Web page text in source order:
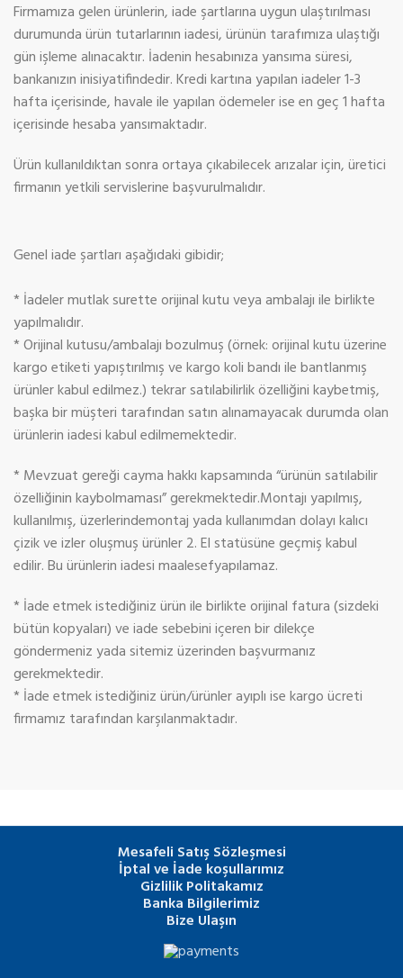
Firmamıza gelen ürünlerin, iade şartlarına uygun ulaştırılması
durumunda ürün tutarlarının iadesi, ürünün tarafımıza ulaştığı
gün işleme alınacaktır. İadenin hesabınıza yansıma süresi,
bankanızın inisiyatifindedir. Kredi kartına yapılan iadeler 1-3
hafta içerisinde, havale ile yapılan ödemeler ise en geç 1 hafta
içerisinde hesaba yansımaktadır.
Ürün kullanıldıktan sonra ortaya çıkabilecek arızalar için, üretici
firmanın yetkili servislerine başvurulmalıdır.
Genel iade şartları aşağıdaki gibidir;
* İadeler mutlak surette orijinal kutu veya ambalajı ile birlikte
yapılmalıdır.
* Orijinal kutusu/ambalajı bozulmuş (örnek: orijinal kutu üzerine
kargo etiketi yapıştırılmış ve kargo koli bandı ile bantlanmış
ürünler kabul edilmez.) tekrar satılabilirlik özelliğini kaybetmiş,
başka bir müşteri tarafından satın alınamayacak durumda olan
ürünlerin iadesi kabul edilmemektedir.
* Mevzuat gereği cayma hakkı kapsamında “ürünün satılabilir
özelliğinin kaybolmaması” gerekmektedir.Montajı yapılmış,
kullanılmış, üzerlerindemontaj yada kullanımdan dolayı kalıcı
çizik ve izler oluşmuş ürünler 2. El statüsüne geçmiş kabul
edilir. Bu ürünlerin iadesi maalesefyapılamaz.
* İade etmek istediğiniz ürün ile birlikte orijinal fatura (sizdeki
bütün kopyaları) ve iade sebebini içeren bir dilekçe
göndermeniz yada sitemiz üzerinden başvurmanız
gerekmektedir.
* İade etmek istediğiniz ürün/ürünler ayıplı ise kargo ücreti
firmamız tarafından karşılanmaktadır.
Mesafeli Satış Sözleşmesi
İptal ve İade koşullarımız
Gizlilik Politakamız
Banka Bilgilerimiz
Bize Ulaşın